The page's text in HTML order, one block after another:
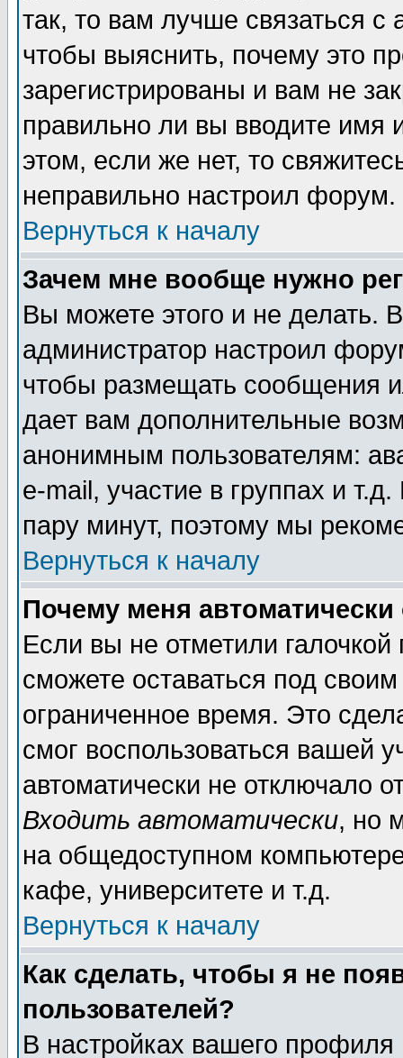
так, то вам лучше связаться
чтобы выяснить, почему это
зарегистрированы и вам не
правильно ли вы вводите
этом, если же нет, то
неправильно настроил форум.
Вернуться к началу
Зачем мне вообще нужно
Вы можете этого и не делать.
администратор настроил
чтобы размещать сообщения
дает вам дополнительные
анонимным пользователям:
e-mail, участие в группах и
пару минут, поэтому мы
Вернуться к началу
Почему меня автоматически
Если вы не отметили галочкой
сможете оставаться под
ограниченное время. Это
смог воспользоваться вашей
автоматически не отключало
Входить автоматически, но
на общедоступном
кафе, университете и т.д.
Вернуться к началу
Как сделать, чтобы я не
пользователей?
В настройках вашего